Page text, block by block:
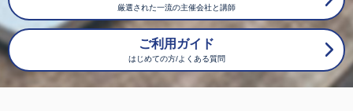
厳選された一流の主催会社と講師
ご利用ガイド
はじめての方/よくある質問